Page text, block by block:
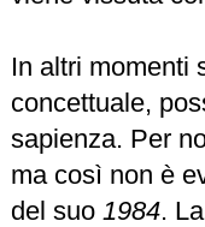
In altri momenti
concettuale,
sapienza. Per
ma così non è
del suo 1984.